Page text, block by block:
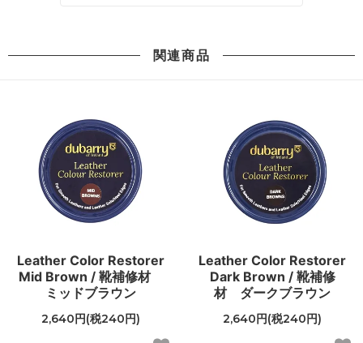
関連商品
Leather Color Restorer
Mid Brown / 靴補修材
ミッドブラウン
2,640円(税240円)
Leather Color Restorer
Dark Brown / 靴補修
材 ダークブラウン
2,640円(税240円)